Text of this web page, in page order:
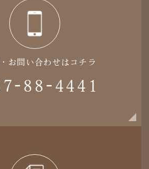
お問い合わせはコチラ
88-4441